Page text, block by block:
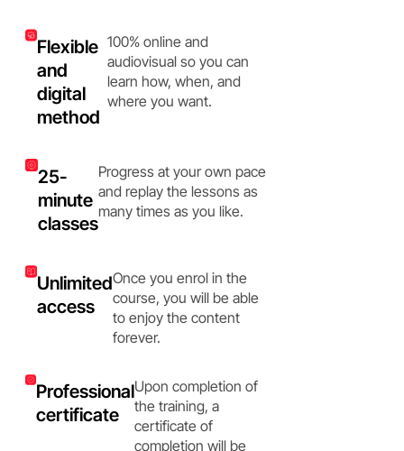
Flexible
and
digital
method
100% online and
audiovisual so you can
learn how, when, and
where you want.
25-
minute
classes
Progress at your own pace
and replay the lessons as
many times as you like.
Unlimited
access
Once you enrol in the
course, you will be able
to enjoy the content
forever.
Professional
certificate
Upon completion of
the training, a
certificate of
completion will be